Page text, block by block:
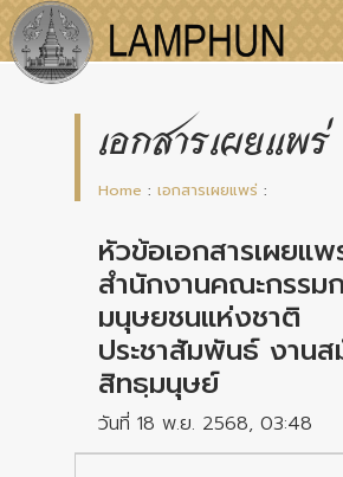
เอกสารเผยแพร่
Home : เอกสารเผยแพร่ :
หัวข้อเอกสารเผยแพ
สำนักงานคณะกรรม
มนุษยชนแห่งชาติ
ประชาสัมพันธ์ งานส
สิทธฺมนุษย์
วันที่ 18 พ.ย. 2568, 03:48